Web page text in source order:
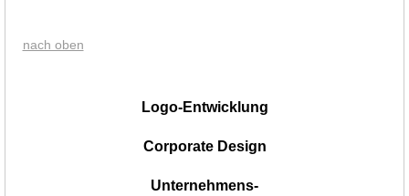
nach oben
Logo-Entwicklung
Corporate Design
Unternehmens-